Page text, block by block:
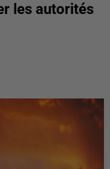
les autorités